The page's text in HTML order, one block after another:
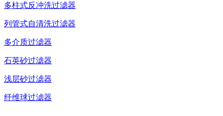
多柱式反冲洗过滤器
列管式自清洗过滤器
多介质过滤器
石英砂过滤器
浅层砂过滤器
纤维球过滤器